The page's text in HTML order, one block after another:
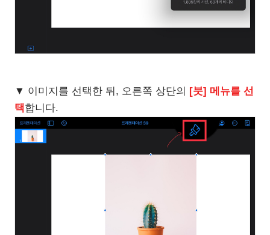
▼ 이미지를 선택한 뒤, 오른쪽 상단의
[붓] 메뉴를 선
택합니다.